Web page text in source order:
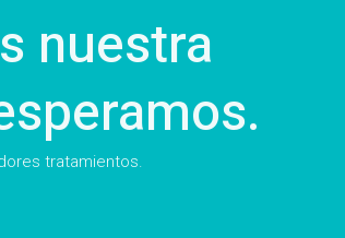
nuestra
tratamientos.